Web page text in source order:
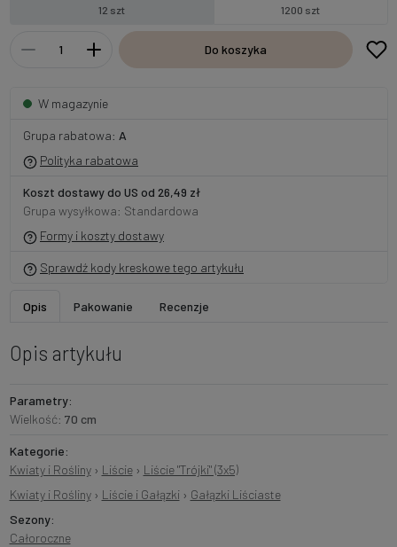
12 szt 1200 szt
Do koszyka
W magazynie
Grupa rabatowa: A
Polityka rabatowa
Koszt dostawy do US od 26,49 zł
Grupa wysyłkowa: Standardowa
Formy i koszty dostawy
Sprawdź kody kreskowe tego artykułu
Opis Pakowanie Recenzje
Opis artykułu
Parametry:
Wielkość: 70 cm
Kategorie:
Kwiaty i Rośliny› Liście› Liście "Trójki" (3x5)
Kwiaty i Rośliny› Liście i Gałązki› Gałązki Liściaste
Sezony:
Całoroczne